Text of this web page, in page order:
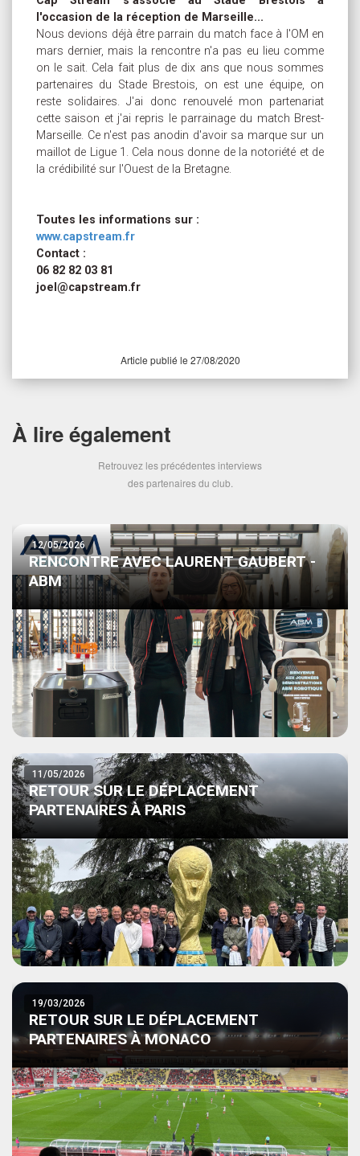
l'occasion de la réception de Marseille...
Nous devions déjà être parrain du match face à l'OM en
mars dernier, mais la rencontre n'a pas eu lieu comme
on le sait. Cela fait plus de dix ans que nous sommes
partenaires du Stade Brestois, on est une équipe, on
reste solidaires. J'ai donc renouvelé mon partenariat
cette saison et j'ai repris le parrainage du match Brest-
Marseille. Ce n'est pas anodin d'avoir sa marque sur un
maillot de Ligue 1. Cela nous donne de la notoriété et de
la crédibilité sur l'Ouest de la Bretagne.
Toutes les informations sur :
www.capstream.fr
Contact :
06 82 82 03 81
joel@capstream.fr
Article publié le 27/08/2020
À lire également
Retrouvez les précédentes interviews
des partenaires du club.
12/05/2026
RENCONTRE AVEC LAURENT GAUBERT -
ABM
11/05/2026
RETOUR SUR LE DÉPLACEMENT
PARTENAIRES À PARIS
19/03/2026
RETOUR SUR LE DÉPLACEMENT
PARTENAIRES À MONACO